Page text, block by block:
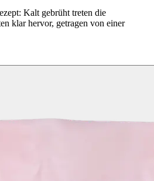
Kalt gebrüht treten die
klar hervor, getragen von einer